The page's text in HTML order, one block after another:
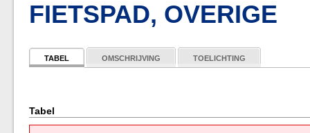
FIETSPAD, OVERIGE
TABEL OMSCHRIJVING TOELICHTING
Tabel